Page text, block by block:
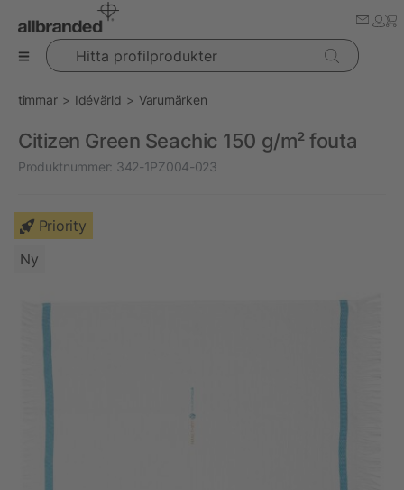
Hitta profilprodukter
timmar Idévärld Varumärken
Citizen Green Seachic 150 g/m² fouta
Produktnummer: 342-1PZ004-023
Priority
Ny